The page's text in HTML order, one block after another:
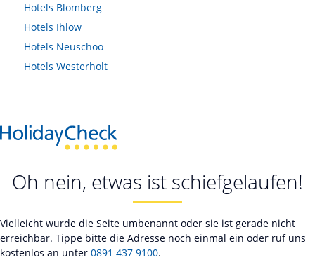
Hotels Blomberg
Hotels Ihlow
Hotels Neuschoo
Hotels Westerholt
Oh nein, etwas ist schiefgelaufen!
Vielleicht wurde die Seite umbenannt oder sie ist gerade nicht
erreichbar. Tippe bitte die Adresse noch einmal ein oder ruf uns
kostenlos an unter 0891 437 9100.